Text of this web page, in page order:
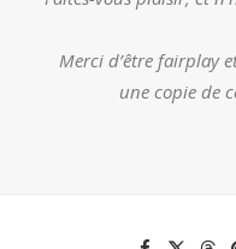
Merci d’être fairplay
une copie de